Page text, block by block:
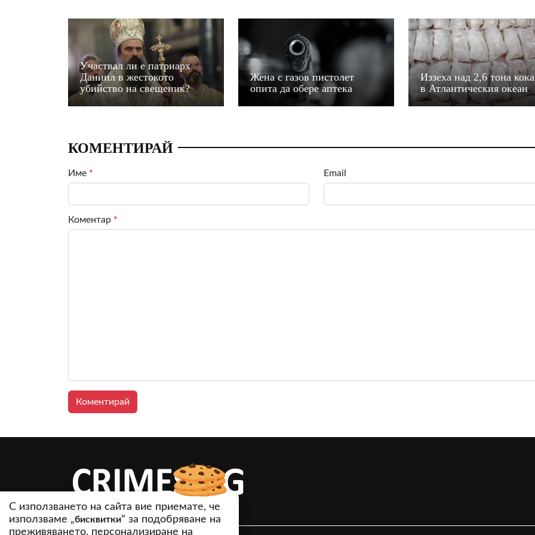
Участвал ли е патриарх
Даниил в жестокото
убийство на свещеник?
Жена с газов пистолет
опита да обере аптека
Иззеха над 2,6 тона
в Атлантическия океан
КОМЕНТИРАЙ
Име * Email
Коментар *
С използването на сайта вие приемате, че
използваме „бисквитки" за подобряване на
преживяването, персонализиране на